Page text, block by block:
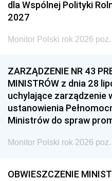
dla Wspólnej Polityki
2027
Monitor Polski rok 2026
ZARZĄDZENIE NR 43
MINISTRÓW z dnia 28
uchylające zarządzenie
ustanowienia
Ministrów do spraw
Monitor Polski rok 2026
OBWIESZCZENIE